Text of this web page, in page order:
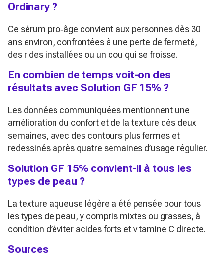
Ordinary ?
Ce sérum pro‑âge convient aux personnes dès 30
ans environ, confrontées à une perte de fermeté,
des rides installées ou un cou qui se froisse.
En combien de temps voit-on des
résultats avec Solution GF 15% ?
Les données communiquées mentionnent une
amélioration du confort et de la texture dès deux
semaines, avec des contours plus fermes et
redessinés après quatre semaines d’usage régulier.
Solution GF 15% convient-il à tous les
types de peau ?
La texture aqueuse légère a été pensée pour tous
les types de peau, y compris mixtes ou grasses, à
condition d’éviter acides forts et vitamine C directe.
Sources